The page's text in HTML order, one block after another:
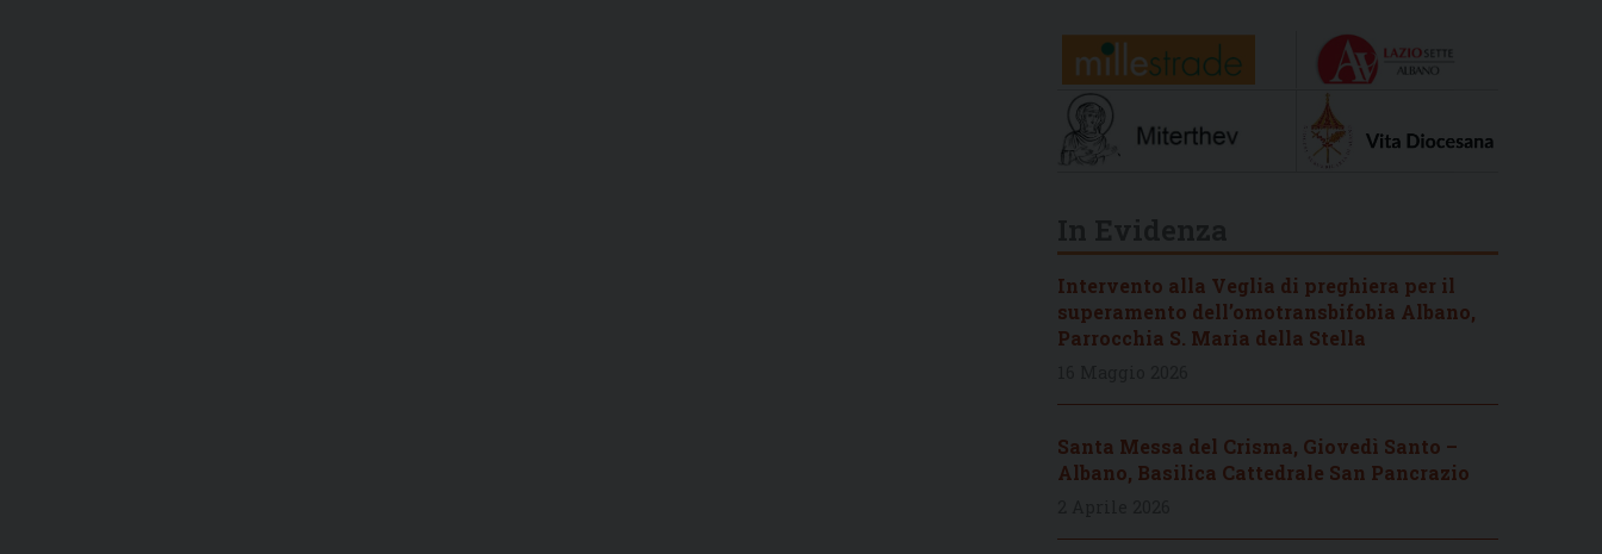
Intervento alla Veglia di preghiera per il
superamento dell’omotransbifobia Albano,
Parrocchia S. Maria della Stella
Santa Messa del Crisma, Giovedì Santo –
Albano, Basilica Cattedrale San Pancrazio